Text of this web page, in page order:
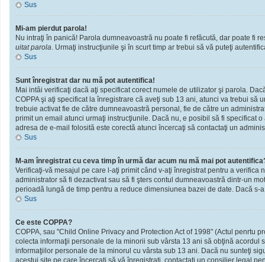
Sus
Mi-am pierdut parola!
Nu intraţi în panică! Parola dumneavoastră nu poate fi refăcută, dar poate fi
uitat parola. Urmaţi instrucţiunile şi în scurt timp ar trebui să vă puteţi
Sus
Sunt înregistrat dar nu mă pot autentifica!
Mai intâi verificaţi dacă aţi specificat corect numele de utilizator şi parola.
COPPA şi aţi specificat la înregistrare că aveţi sub 13 ani, atunci va trebui
trebuie activat fie de către dumneavoastră personal, fie de către un
primit un email atunci urmaţi instrucţiunile. Dacă nu, e posibil să fi specificat
adresa de e-mail folosită este corectă atunci încercaţi să contactaţi un
Sus
M-am înregistrat cu ceva timp în urmă dar acum nu mă mai pot
Verificaţi-vă mesajul pe care l-aţi primit când v-aţi înregistrat pentru a
administrator să fi dezactivat sau să fi şters contul dumneavoastră dintr-un
perioadă lungă de timp pentru a reduce dimensiunea bazei de date. Dacă
Sus
Ce este COPPA?
COPPA, sau "Child Online Privacy and Protection Act of 1998" (Actul penrtu
colecta informaţii personale de la minorii sub vârsta 13 ani să obţină
informaţiilor personale de la minorul cu vârsta sub 13 ani. Dacă nu sunteţi
acestui site pe care încercaţi să vă înregistraţi, contactaţi un consilier legal